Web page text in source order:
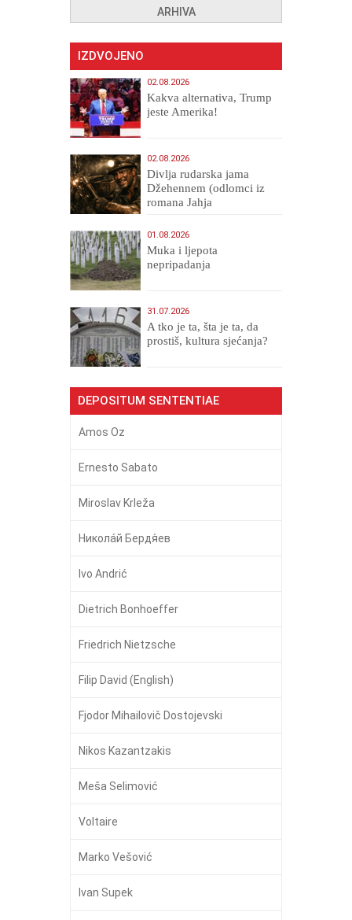
ARHIVA
IZDVOJENO
02.08.2026
Kakva alternativa, Trump
jeste Amerika!
02.08.2026
Divlja rudarska jama
Džehennem (odlomci iz
romana Jahja
01.08.2026
Muka i ljepota
nepripadanja
31.07.2026
A tko je ta, šta je ta, da
prostiš, kultura sjećanja?
DEPOSITUM SENTENTIAE
Amos Oz
Ernesto Sabato
Miroslav Krleža
Никола́й Бердя́ев
Ivo Andrić
Dietrich Bonhoeffer
Friedrich Nietzsche
Filip David (English)
Fjodor Mihailovič Dostojevski
Nikos Kazantzakis
Meša Selimović
Voltaire
Marko Vešović
Ivan Supek